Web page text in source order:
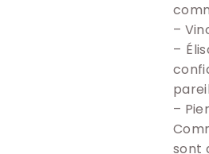
–
–
–
sont